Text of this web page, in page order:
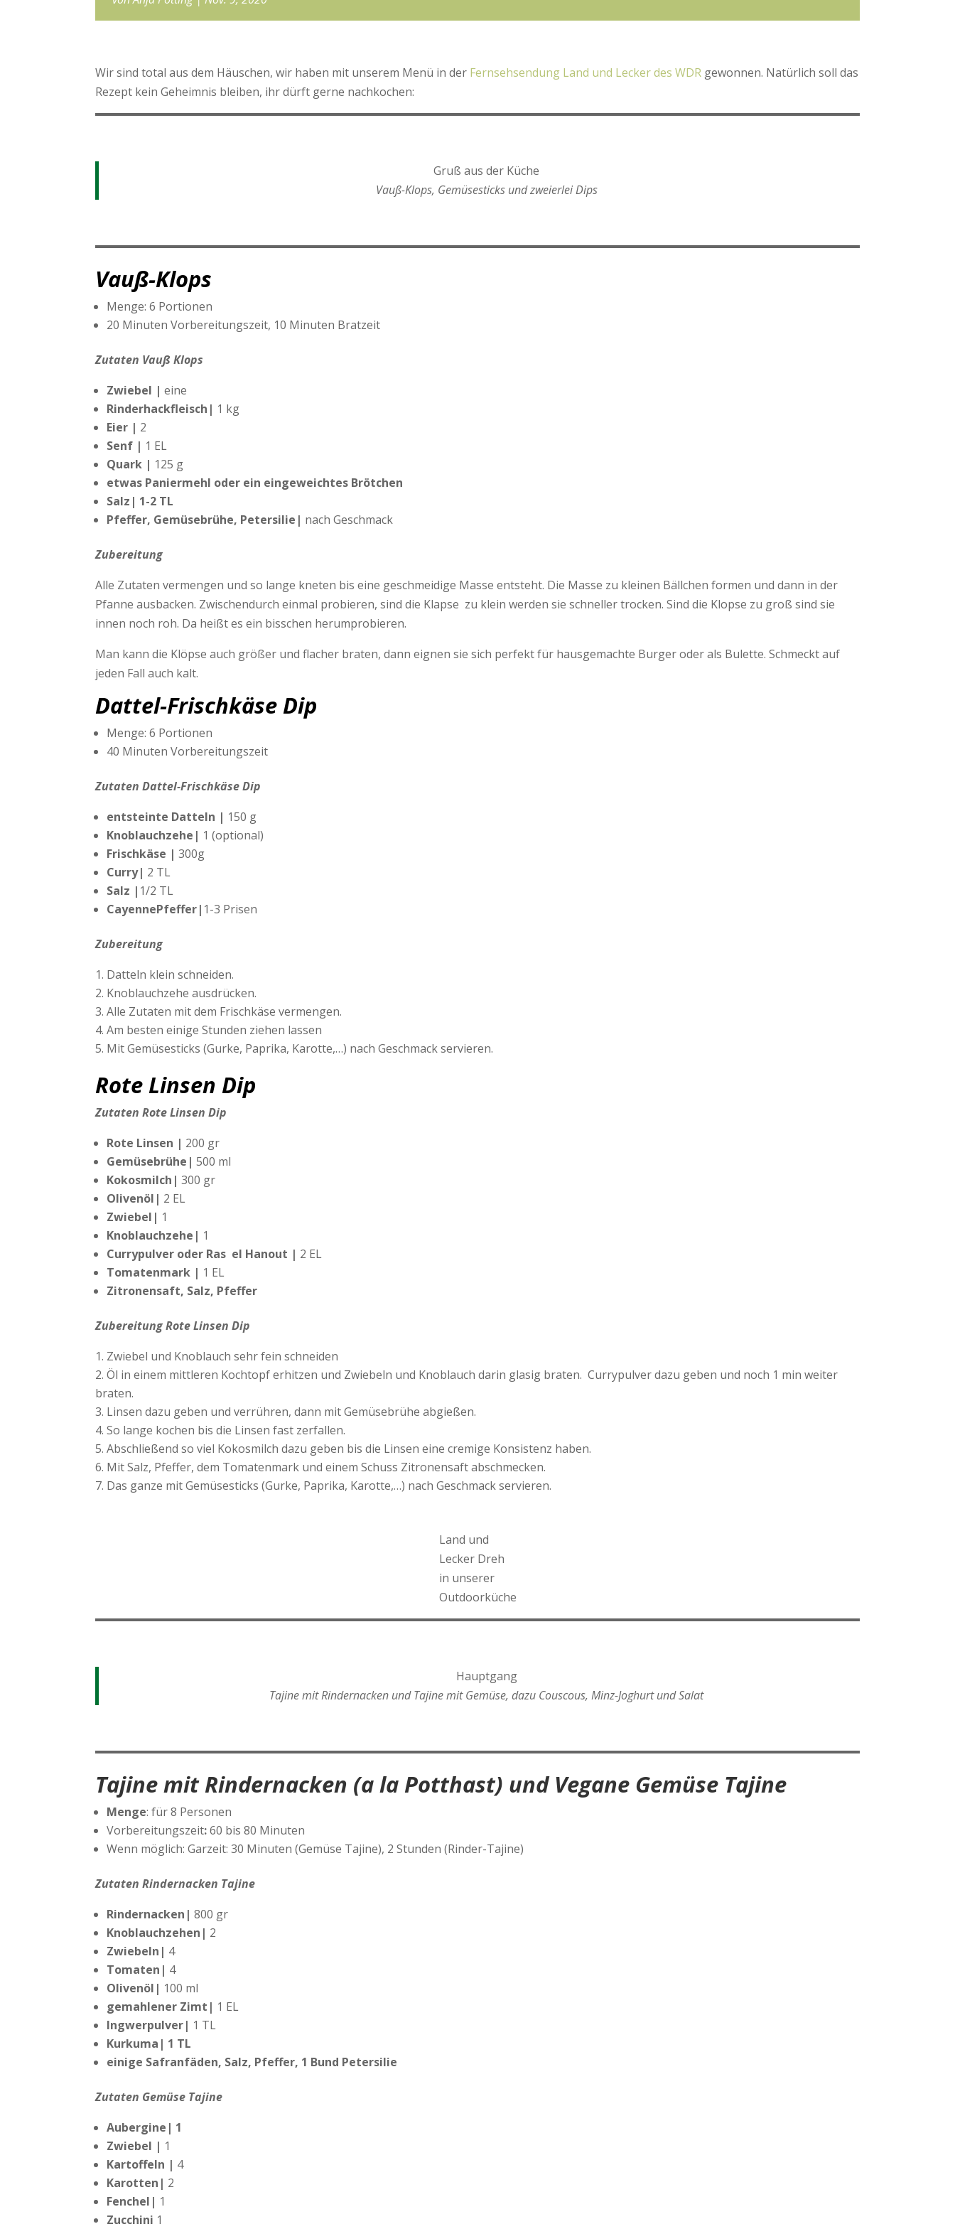
Wir sind total aus dem Häuschen, wir haben mit unserem Menü in der Fernsehsendung Land und Lecker des WDR gewonnen. Natürlich soll das
Rezept kein Geheimnis bleiben, ihr dürft gerne nachkochen:
Gruß aus der Küche
Vauß-Klops, Gemüsesticks und zweierlei Dips
Vauß-Klops
Menge: 6 Portionen
20 Minuten Vorbereitungszeit, 10 Minuten Bratzeit
Zutaten Vauß Klops
Zwiebel | eine
Rinderhackfleisch| 1 kg
Eier | 2
Senf | 1 EL
Quark | 125 g
etwas Paniermehl oder ein eingeweichtes Brötchen
Salz | 1-2 TL
Pfeffer, Gemüsebrühe, Petersilie| nach Geschmack
Zubereitung
Alle Zutaten vermengen und so lange kneten bis eine geschmeidige Masse entsteht. Die Masse zu kleinen Bällchen formen und dann in der
Pfanne ausbacken. Zwischendurch einmal probieren, sind die Klapse zu klein werden sie schneller trocken. Sind die Klopse zu groß sind sie
innen noch roh. Da heißt es ein bisschen herumprobieren.
Man kann die Klöpse auch größer und flacher braten, dann eignen sie sich perfekt für hausgemachte Burger oder als Bulette. Schmeckt auf
jeden Fall auch kalt.
Dattel-Frischkäse Dip
Menge: 6 Portionen
40 Minuten Vorbereitungszeit
Zutaten Dattel-Frischkäse Dip
entsteinte Datteln | 150 g
Knoblauchzehe| 1 (optional)
Frischkäse | 300g
Curry| 2 TL
Salz | 1/2 TL
CayennePfeffer| 1-3 Prisen
Zubereitung
Datteln klein schneiden.
Knoblauchzehe ausdrücken.
Alle Zutaten mit dem Frischkäse vermengen.
Am besten einige Stunden ziehen lassen
Mit Gemüsesticks (Gurke, Paprika, Karotte,…) nach Geschmack servieren.
Rote Linsen Dip
Zutaten Rote Linsen Dip
Rote Linsen | 200 gr
Gemüsebrühe| 500 ml
Kokosmilch| 300 gr
Olivenöl| 2 EL
Zwiebel| 1
Knoblauchzehe| 1
Currypulver oder Ras el Hanout | 2 EL
Tomatenmark | 1 EL
Zitronensaft, Salz, Pfeffer
Zubereitung Rote Linsen Dip
Zwiebel und Knoblauch sehr fein schneiden
Öl in einem mittleren Kochtopf erhitzen und Zwiebeln und Knoblauch darin glasig braten. Currypulver dazu geben und noch 1 min weiter
braten.
Linsen dazu geben und verrühren, dann mit Gemüsebrühe abgießen.
So lange kochen bis die Linsen fast zerfallen.
Abschließend so viel Kokosmilch dazu geben bis die Linsen eine cremige Konsistenz haben.
Mit Salz, Pfeffer, dem Tomatenmark und einem Schuss Zitronensaft abschmecken.
Das ganze mit Gemüsesticks (Gurke, Paprika, Karotte,…) nach Geschmack servieren.
Land und
Lecker Dreh
in unserer
Outdoorküche
Hauptgang
Tajine mit Rindernacken und Tajine mit Gemüse, dazu Couscous, Minz-Joghurt und Salat
Tajine mit Rindernacken (a la Potthast) und Vegane Gemüse Tajine
Menge: für 8 Personen
Vorbereitungszeit:60 bis 80 Minuten
Wenn möglich: Garzeit: 30 Minuten (Gemüse Tajine), 2 Stunden (Rinder-Tajine)
Zutaten Rindernacken Tajine
Rindernacken| 800 gr
Knoblauchzehen| 2
Zwiebeln| 4
Tomaten| 4
Olivenöl| 100 ml
gemahlener Zimt| 1 EL
Ingwerpulver| 1 TL
Kurkuma| 1 TL
einige Safranfäden, Salz, Pfeffer, 1 Bund Petersilie
Zutaten Gemüse Tajine
Aubergine| 1
Zwiebel | 1
Kartoffeln | 4
Karotten| 2
Fenchel| 1
Zucchini 1